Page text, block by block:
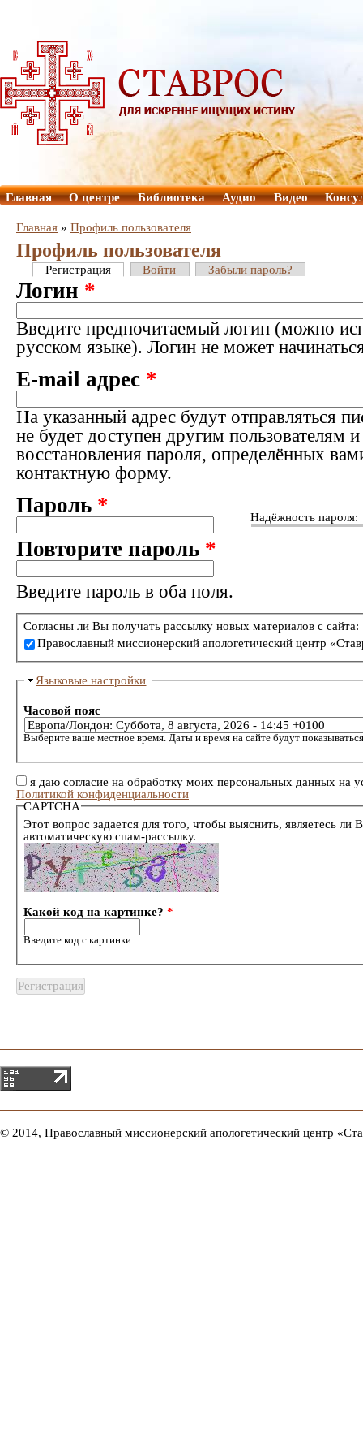
Главная О центре Библиотека Аудио Видео
Главная » Профиль пользователя
Профиль пользователя
Регистрация Войти Забыли пароль?
Логин *
Введите предпочитаемый логин (можно
русском языке). Логин не может
E-mail адрес *
На указанный адрес будут отправляться
не будет доступен другим пользователям
восстановления пароля, определённых
контактную форму.
Надёжность пароля:
Пароль *
Повторите пароль *
Введите пароль в оба поля.
Согласны ли Вы получать рассылку новых материалов с сайта:
Православный миссионерский апологетический центр
Языковые настройки
Часовой пояс
Выберите ваше местное время. Даты и время на сайте будут
я даю согласие на обработку моих персональных данных на
Политикой конфиденциальности
CAPTCHA
Этот вопрос задается для того, чтобы выяснить, являетесь ли
автоматическую спам-рассылку.
Какой код на картинке?*
Введите код с картинки
© 2014, Православный миссионерский апологетический центр